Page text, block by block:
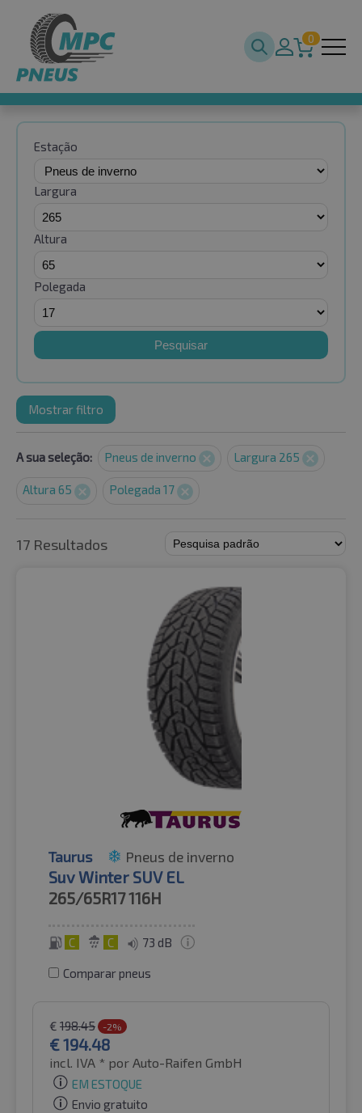
0
Estação
Largura
Altura
Polegada
Pesquisar
Mostrar filtro
A sua seleção: Pneus de inverno Largura 265
Altura 65 Polegada 17
17 Resultados
Taurus Pneus de inverno
Suv Winter SUV EL
265/65R17116H
C C 73 dB
Comparar pneus
€ 198.45 -2%
€194.48
incl. IVA * por Auto-Raifen GmbH
EM ESTOQUE
Envio gratuito